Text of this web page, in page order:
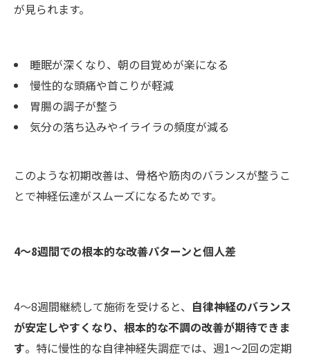
が見られます。
睡眠が深くなり、朝の目覚めが楽になる
慢性的な頭痛や首こりが軽減
胃腸の調子が整う
気分の落ち込みやイライラの頻度が減る
このような初期改善は、骨格や筋肉のバランスが整うこ
とで神経伝達がスムーズになるためです。
4～8週間での根本的な改善パターンと個人差
4～8週間継続して施術を受けると、 自律神経のバランス
が安定しやすくなり、根本的な不調の改善が期待できま
す。特に慢性的な自律神経失調症では、週1～2回の定期